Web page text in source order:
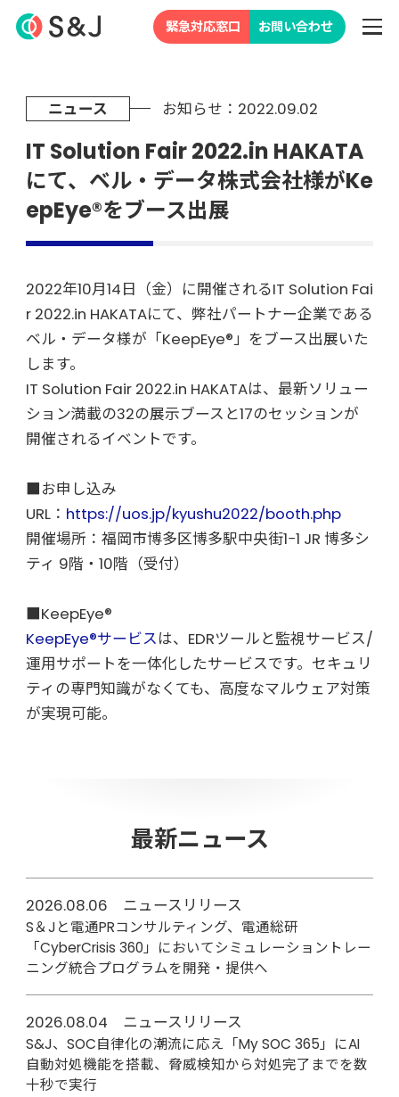
緊急対応窓口 お問い合わせ
ニュース お知らせ：2022.09.02
IT Solution Fair 2022.in HAKATA
にて、ベル・データ株式会社様がKe
epEye®をブース出展
2022年10月14日（金）に開催されるIT Solution Fai
r 2022.in HAKATAにて、弊社パートナー企業である
ベル・データ様が「KeepEye®」をブース出展いた
します。
IT Solution Fair 2022.in HAKATAは、最新ソリュー
ション満載の32の展示ブースと17のセッションが
開催されるイベントです。
■お申し込み
URL： https://uos.jp/kyushu2022/booth.php
開催場所：福岡市博多区博多駅中央街1−1 JR 博多シ
ティ 9階・10階（受付）
■KeepEye®
KeepEye®サービスは、EDRツールと監視サービス/
運用サポートを一体化したサービスです。セキュリ
ティの専門知識がなくても、高度なマルウェア対策
が実現可能。
最新ニュース
2026.08.06 ニュースリリース
S＆Jと電通PRコンサルティング、電通総研
「CyberCrisis 360」においてシミュレーショントレー
ニング統合プログラムを開発・提供へ
2026.08.04 ニュースリリース
S&J、SOC自律化の潮流に応え「My SOC 365」にAI
自動対処機能を搭載、脅威検知から対処完了までを数
十秒で実行